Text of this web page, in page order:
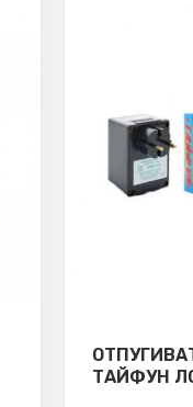
ТАЙФУН